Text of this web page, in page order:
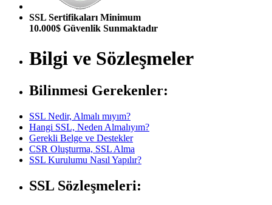
SSL Sertifikaları Minimum
10.000$ Güvenlik Sunmaktadır
Bilgi ve Sözleşmeler
Bilinmesi Gerekenler:
SSL Nedir, Almalı mıyım?
Hangi SSL, Neden Almalıyım?
Gerekli Belge ve Destekler
CSR Oluşturma, SSL Alma
SSL Kurulumu Nasıl Yapılır?
SSL Sözleşmeleri: